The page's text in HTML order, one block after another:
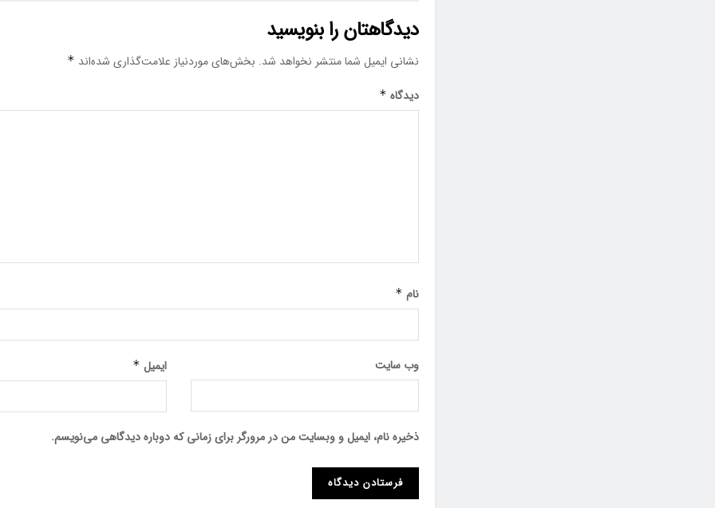
دیدگاهتان را بنویسید
نشانی ایمیل شما منتشر نخواهد شد. بخش‌های موردنیاز علامت‌گذاری شده‌اند *
دیدگاه *
نام *
ایمیل * وب‌ سایت
ذخیره نام، ایمیل و وبسایت من در مرورگر برای زمانی که دوباره دیدگاهی می‌نویسم.